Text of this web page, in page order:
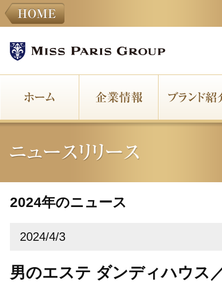
2024年のニュース
2024/4/3
男のエステ ダンディハウス